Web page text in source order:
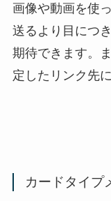
画像や動画を使
送るより目につ
期待できます。
定したリンク先
カードタイプ